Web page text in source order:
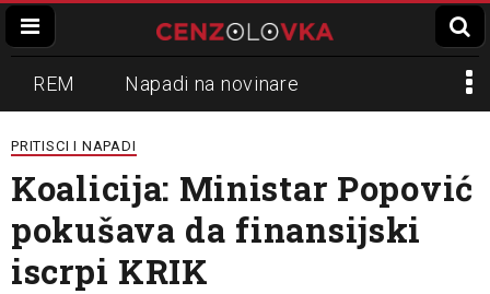
REM Napadi na novinare
Zvučni top
Propaganda Lokalni mediji
Informer Slavko Ćuruvija
PRITISCI I NAPADI
Koalicija: Ministar Popović
pokušava da finansijski
iscrpi KRIK